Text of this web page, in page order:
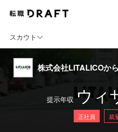
スカウト
株式会社LITALICOか
提示年収 ウィ
正社員 裁